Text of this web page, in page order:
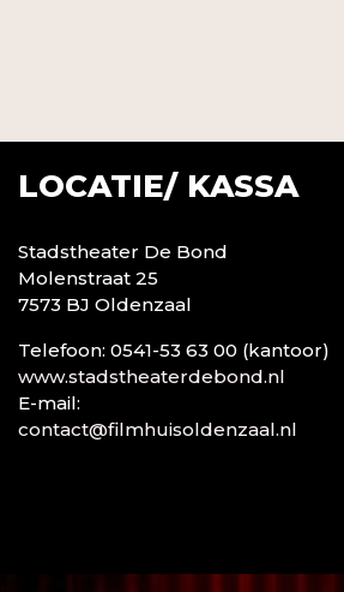
LOCATIE/ KASSA
Stadstheater De Bond
Molenstraat 25
7573 BJ Oldenzaal
Telefoon: 0541-53 63 00 (kantoor)
www.stadstheaterdebond.nl
E-mail:
contact@filmhuisoldenzaal.nl